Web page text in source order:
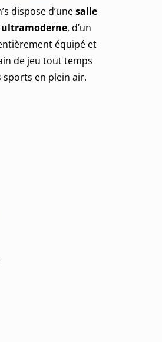
dispose d’unesalle
, d’un
équipé et
de jeu tout temps
sports en plein air.